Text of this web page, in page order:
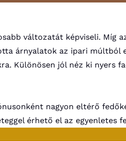
változatát képviseli. Míg
árnyalatok az ipari múltból
Különösen jól néz ki nyers
nagyon eltérő
érhető el az egyenletes